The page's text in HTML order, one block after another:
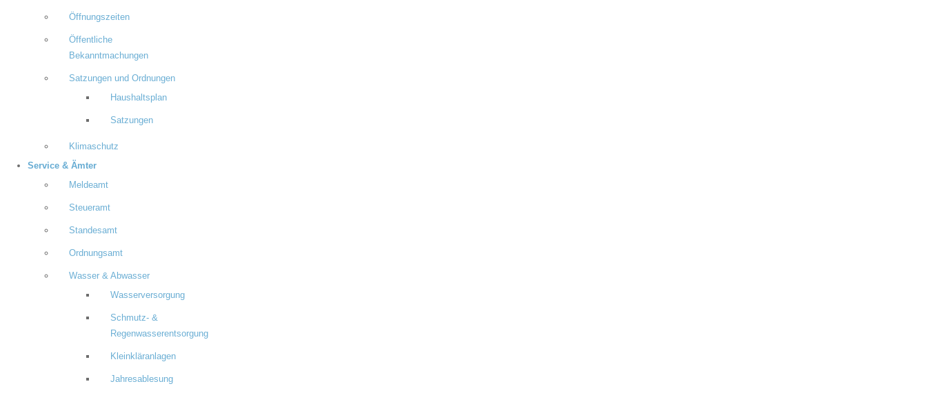
Öffnungszeiten
Öffentliche
Bekanntmachungen
Satzungen und Ordnungen
Haushaltsplan
Satzungen
Klimaschutz
Service & Ämter
Meldeamt
Steueramt
Standesamt
Ordnungsamt
Wasser & Abwasser
Wasserversorgung
Schmutz- &
Regenwasserentsorgung
Kleinkläranlagen
Jahresablesung